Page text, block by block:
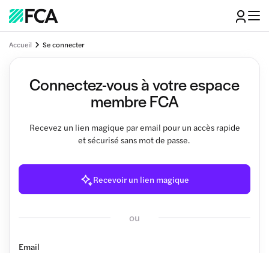
Accueil Se connecter
Connectez-vous à votre espace
membre FCA
Recevez un lien magique par email pour un accès rapide
et sécurisé sans mot de passe.
Recevoir un lien magique
ou
Email